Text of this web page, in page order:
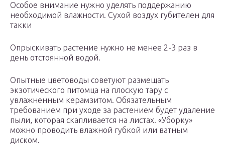
Особое внимание нужно уделять поддержанию
необходимой влажности. Сухой воздух губителен для
такки
Опрыскивать растение нужно не менее 2-3 раз в
день отстоянной водой.
Опытные цветоводы советуют размещать
экзотического питомца на плоскую тару с
увлажненным керамзитом. Обязательным
требованием при уходе за растением будет удаление
пыли, которая скапливается на листах. «Уборку»
можно проводить влажной губкой или ватным
диском.